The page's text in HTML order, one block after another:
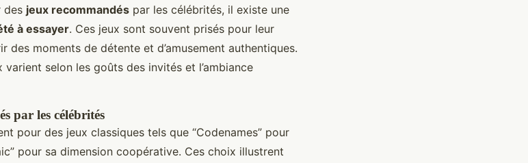
des jeux recommandés par les célébrités, il existe une
à essayer. Ces jeux sont souvent prisés pour leur
des moments de détente et d’amusement authentiques.
selon les goûts des invités et l’ambiance
par les célébrités
pour des jeux classiques tels que “Codenames” pour
pour sa dimension coopérative. Ces choix illustrent